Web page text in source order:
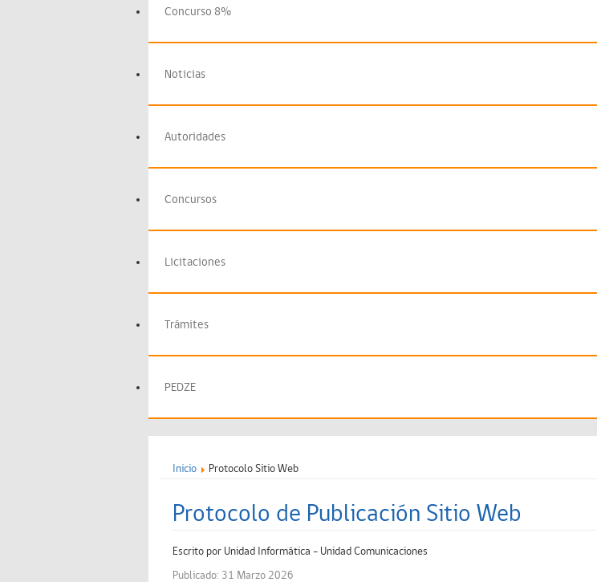
Concurso 8%
Noticias
Autoridades
Concursos
Licitaciones
Trámites
PEDZE
Inicio Protocolo Sitio Web
Protocolo de Publicación Sitio Web
Escrito por Unidad Informática - Unidad Comunicaciones
Publicado: 31 Marzo 2026